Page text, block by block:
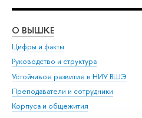
О ВЫШКЕ
Цифры и факты
Руководство и структура
Устойчивое развитие в НИУ ВШЭ
Преподаватели и сотрудники
Корпуса и общежития